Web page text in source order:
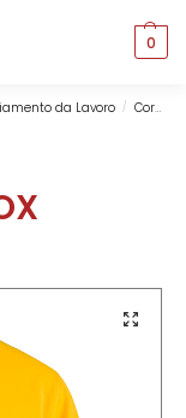
0
da Lavoro / Corporate & Professional